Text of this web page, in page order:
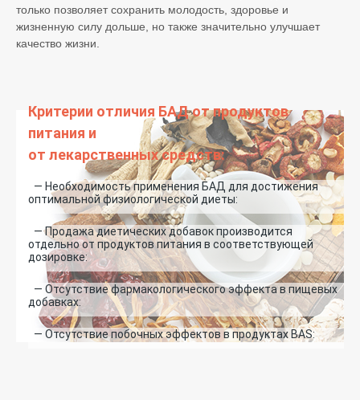
только позволяет сохранить молодость, здоровье и
жизненную силу дольше, но также значительно улучшает
качество жизни.
Критерии отличия БАД от продуктов
питания и
от лекарственных средств:
— Необходимость применения БАД для достижения
оптимальной физиологической диеты:
— Продажа диетических добавок производится
отдельно от продуктов питания в соответствующей
дозировке:
— Отсутствие фармакологического эффекта в пищевых
добавках:
— Отсутствие побочных эффектов в продуктах BAS: